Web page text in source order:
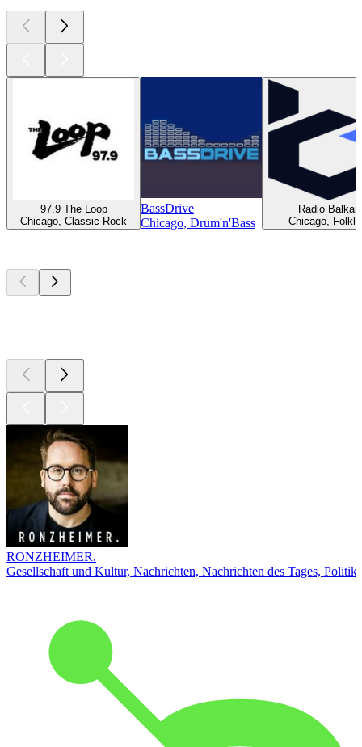
97.9 The Loop
Chicago, Classic Rock
BassDrive
Chicago, Drum'n'Bass
Radio Balkan
Chicago,
RONZHEIMER.
Gesellschaft und Kultur, Nachrichten, Nachrichten des Tages, Politik